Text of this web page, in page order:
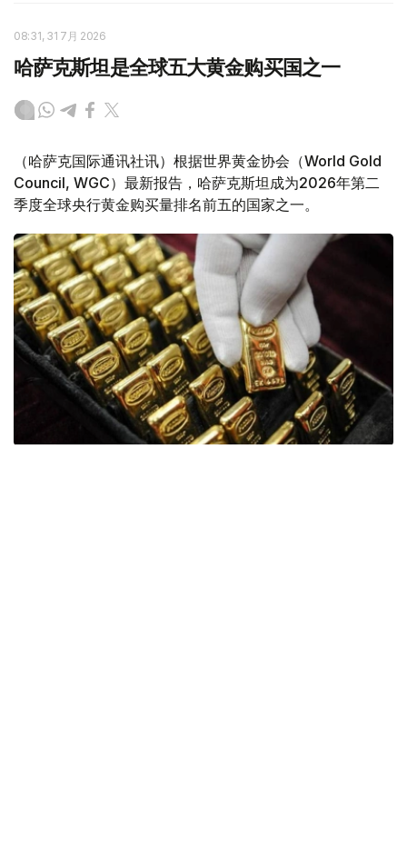
08:31, 31 7月 2026
哈萨克斯坦是全球五大黄金购买国之一
（哈萨克国际通讯社讯）根据世界黄金协会（World Gold
Council, WGC）最新报告，哈萨克斯坦成为2026年第二
季度全球央行黄金购买量排名前五的国家之一。